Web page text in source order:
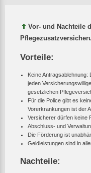
Vor- und Nachteile
Vorteile:
Keine Antragsablehnung:
jeden
gesetzlichen
Für die Police gibt es
Vorerkrankungen ist der
Versicherer dürfen keine
Abschluss- und
Die Förderung ist
Geldleistungen sind in
Nachteile: